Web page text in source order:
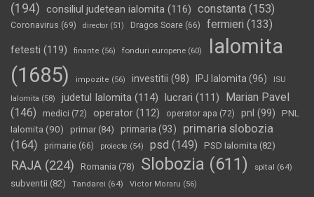
(194) consiliul judetean ialomita (116) constanta (153)
Coronavirus (69) director (51) Dragos Soare (66) fermieri (133)
fetesti (119) finante (56) fonduri europene (60)
Ialomita
(1685)
impozite (56) investitii (98) IPJ Ialomita (96) ISU
Ialomita (58) judetul Ialomita (114) lucrari (111)
Marian Pavel
(146)
medici (72) operator (112) operator apa (72) pnl (99)
PNL
Ialomita (90) primar(84) primaria (93)
primaria slobozia
(164)
primarie (66) proiecte (54) psd (149) PSD Ialomita (82)
RAJA (224) Romania (78) Slobozia (611) spital (64)
subventii (82) Tandarei (64) Victor Moraru (56)